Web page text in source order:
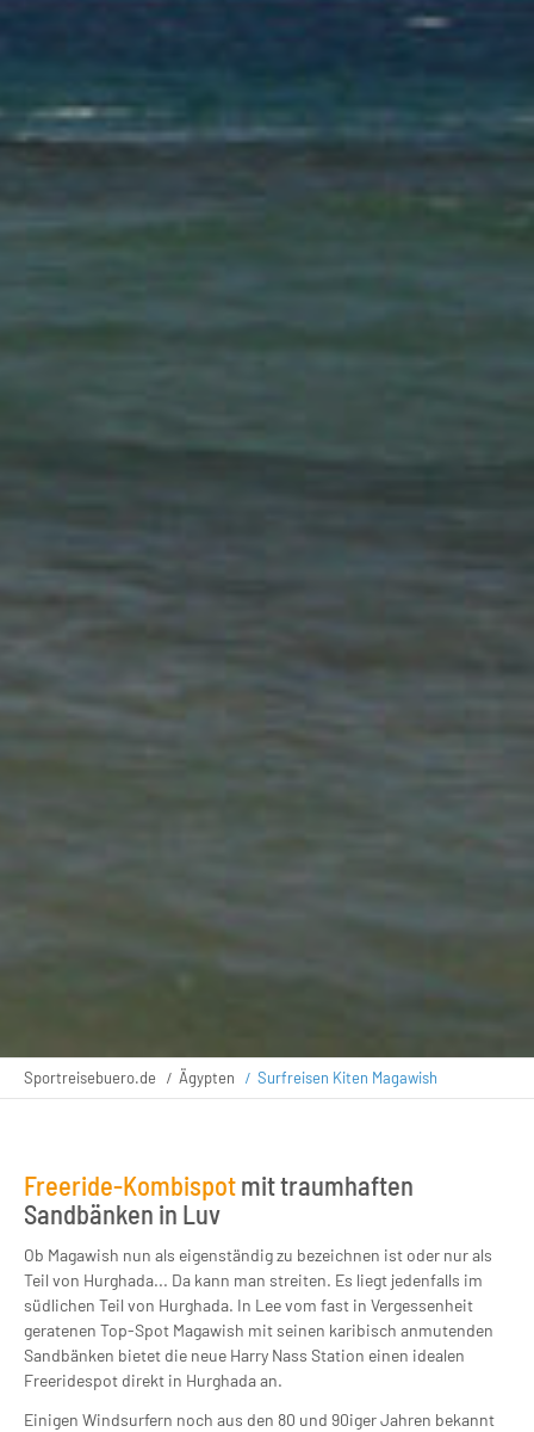
Sportreisebuero.de Ägypten Surfreisen Kiten Magawish
Freeride-Kombispotmit traumhaften
Sandbänken in Luv
Ob Magawish nun als eigenständig zu bezeichnen ist oder nur als
Teil von Hurghada... Da kann man streiten. Es liegt jedenfalls im
südlichen Teil von Hurghada. In Lee vom fast in Vergessenheit
geratenen Top-Spot Magawish mit seinen karibisch anmutenden
Sandbänken bietet die neue Harry Nass Station einen idealen
Freeridespot direkt in Hurghada an.
Einigen Windsurfern noch aus den 80 und 90iger Jahren bekannt